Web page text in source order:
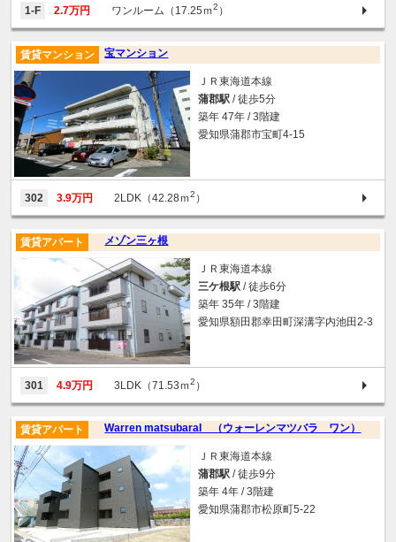
1-F 2.7万円 ワンルーム（17.25ｍ2 ）
宝マンション
賃貸マンション
ＪＲ東海道本線
蒲郡駅 / 徒歩5分
築年 47年 / 3階建
愛知県蒲郡市宝町4-15
302 3.9万円 2LDK（42.28ｍ2 ）
メゾン三ヶ根
賃貸アパート
ＪＲ東海道本線
三ケ根駅 / 徒歩6分
築年 35年 / 3階建
愛知県額田郡幸田町深溝字内池田2-3
301 4.9万円 3LDK（71.53ｍ2 ）
Warren matsubaraI （ウォーレンマツバラ ワン）
賃貸アパート
ＪＲ東海道本線
蒲郡駅 / 徒歩9分
築年 4年 / 3階建
愛知県蒲郡市松原町5-22